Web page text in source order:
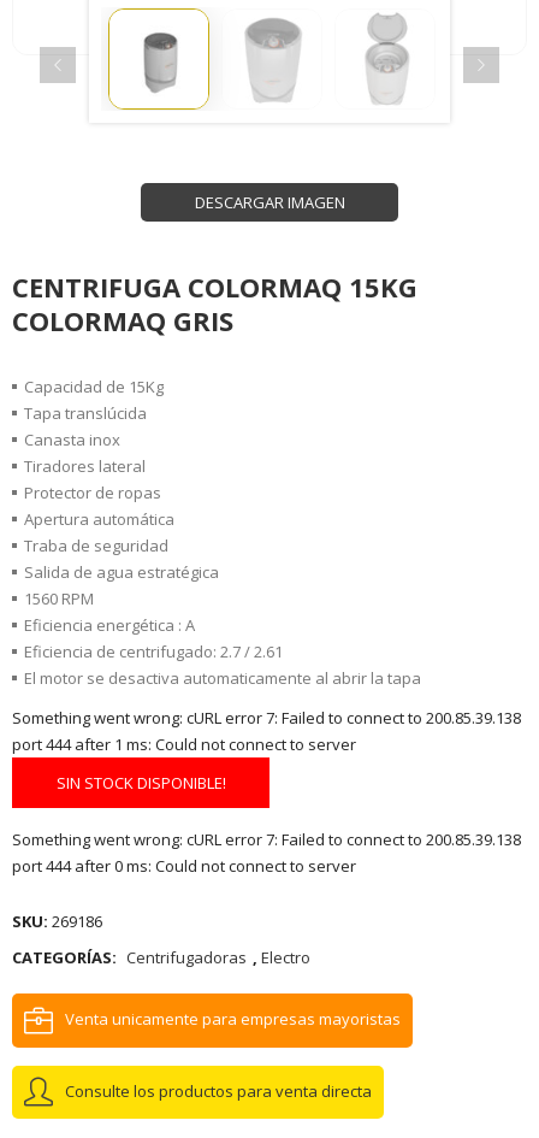
DESCARGAR IMAGEN
CENTRIFUGA COLORMAQ 15KG
COLORMAQ GRIS
Capacidad de 15Kg
Tapa translúcida
Canasta inox
Tiradores lateral
Protector de ropas
Apertura automática
Traba de seguridad
Salida de agua estratégica
1560 RPM
Eficiencia energética : A
Eficiencia de centrifugado: 2.7 / 2.61
El motor se desactiva automaticamente al abrir la tapa
Something went wrong: cURL error 7: Failed to connect to 200.85.39.138
port 444 after 1 ms: Could not connect to server
SIN STOCK DISPONIBLE!
Something went wrong: cURL error 7: Failed to connect to 200.85.39.138
port 444 after 0 ms: Could not connect to server
SKU: 269186
CATEGORÍAS: Centrifugadoras , Electro
Venta unicamente para empresas mayoristas
Consulte los productos para venta directa